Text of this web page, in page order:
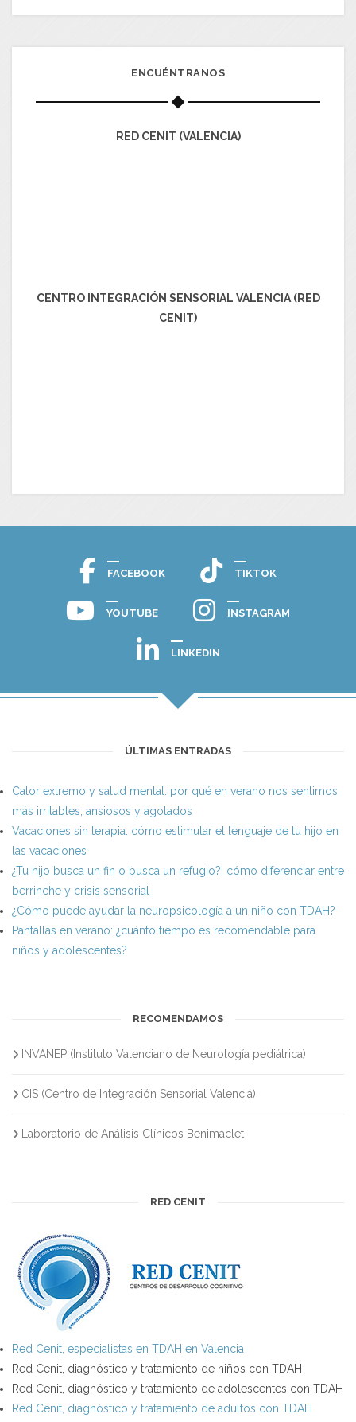
ENCUÉNTRANOS
RED CENIT (VALENCIA)
CENTRO INTEGRACIÓN SENSORIAL VALENCIA (RED
CENIT)
FACEBOOK TIKTOK
YOUTUBE INSTAGRAM
LINKEDIN
ÚLTIMAS ENTRADAS
Calor extremo y salud mental: por qué en verano nos sentimos
más irritables, ansiosos y agotados
Vacaciones sin terapia: cómo estimular el lenguaje de tu hijo en
las vacaciones
¿Tu hijo busca un fin o busca un refugio?: cómo diferenciar entre
berrinche y crisis sensorial
¿Cómo puede ayudar la neuropsicología a un niño con TDAH?
Pantallas en verano: ¿cuánto tiempo es recomendable para
niños y adolescentes?
RECOMENDAMOS
INVANEP (Instituto Valenciano de Neurología pediátrica)
CIS (Centro de Integración Sensorial Valencia)
Laboratorio de Análisis Clínicos Benimaclet
RED CENIT
Red Cenit, especialistas en TDAH en Valencia
Red Cenit, diagnóstico y tratamiento de niños con TDAH
Red Cenit, diagnóstico y tratamiento de adolescentes con TDAH
Red Cenit, diagnóstico y tratamiento de adultos con TDAH